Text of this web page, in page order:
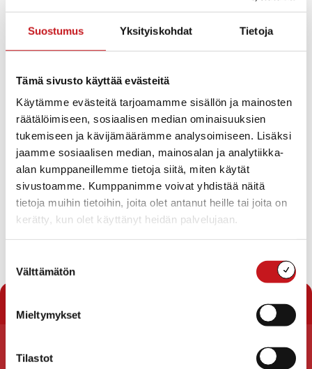
Suostumus Yksityiskohdat Tietoja
Tämä sivusto käyttää evästeitä
Käytämme evästeitä tarjoamamme sisällön ja mainosten
räätälöimiseen, sosiaalisen median ominaisuuksien
tukemiseen ja kävijämäärämme analysoimiseen. Lisäksi
jaamme sosiaalisen median, mainosalan ja analytiikka-
alan kumppaneillemme tietoja siitä, miten käytät
sivustoamme. Kumppanimme voivat yhdistää näitä
tietoja muihin tietoihin, joita olet antanut heille tai joita on
kerätty, kun olet käyttänyt heidän palvelujaan.
valinta
Välttämätön
Mieltymykset
Tilastot
Juhannus
Tapahtumat Juhannus
Tapahtumat
NoticeEi tuloksia.
Etsi
aja
Näkymät
navigointi
Etsi
ShowLista
Tuleva
Valitse
päivä.
EdellisetTapahtumat Tänään
Seuraavat
Rautalammin kunta